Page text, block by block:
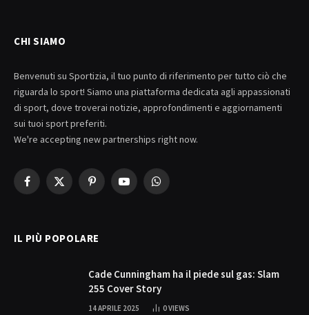
CHI SIAMO
Benvenuti su Sportizia, il tuo punto di riferimento per tutto ciò che
riguarda lo sport! Siamo una piattaforma dedicata agli appassionati
di sport, dove troverai notizie, approfondimenti e aggiornamenti
sui tuoi sport preferiti.
We're accepting new partnerships right now.
Facebook
X
PinterestYouTubeWhatsApp
IL PIÙ POPOLARE
Cade Cunningham ha il piede sul gas: Slam
255 Cover Story
14 APRILE 2025 0VIEWS